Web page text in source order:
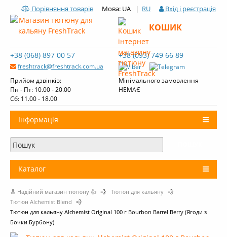
Порівняння товарів Мова: UA | RU Вхід і реєстрація
+38 (068) 897 00 57
freshtrack@freshtrack.com.ua
+38 (093) 749 66 89
Прийом дзвінків:
Пн - Пт: 10.00 - 20.00
Cб: 11.00 - 18.00
Мінімального замовлення
НЕМАЄ
КОШИК
Інформація
Про нас
Доставка і оплата
Огляди тютюну Fresh Track
Каталог
Тютюн для кальяну
Вугілля для кальяну
Кальяни
🔝 Надійний магазин тютюну 👍 💨 Тютюн для кальяну 💨
Тютюн Alchemist Blend 💨
Тютюн для кальяну Alchemist Original 100 г Bourbon Barrel Berry (Ягоди з
Бочки Бурбону)